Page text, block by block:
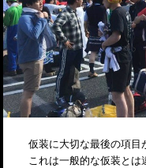
仮装に大切な最後の項目
これは一般的な仮装と